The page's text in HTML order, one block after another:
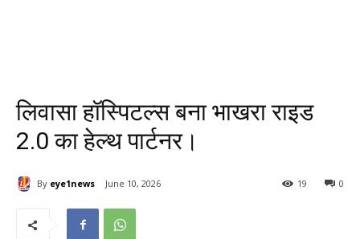
लिवासा हॉस्पिटल्स बना भाखरा राइड
2.0 का हेल्थ पार्टनर।
By eye1news June 10, 2026 0
19